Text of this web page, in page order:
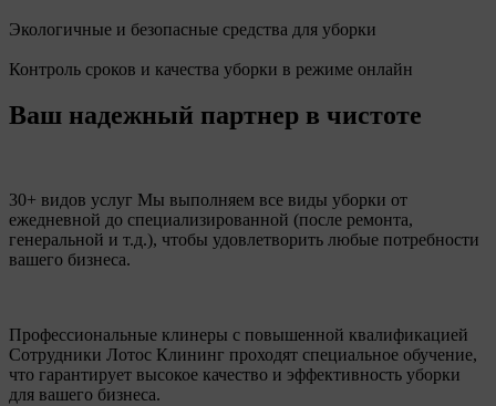
Экологичные и безопасные средства для уборки
Контроль сроков и качества уборки в режиме онлайн
Ваш надежный партнер в чистоте
30+ видов услуг Мы выполняем все виды уборки от
ежедневной до специализированной (после ремонта,
генеральной и т.д.), чтобы удовлетворить любые потребности
вашего бизнеса.
Профессиональные клинеры с повышенной квалификацией
Сотрудники Лотос Клининг проходят специальное обучение,
что гарантирует высокое качество и эффективность уборки
для вашего бизнеса.